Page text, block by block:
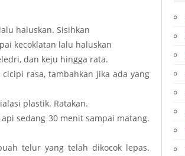
haluskan. Sisihkan
kecoklatan lalu haluskan
dan keju hingga rata.
rasa, tambahkan jika ada yang
plastik. Ratakan.
sedang 30 menit sampai matang.
telur yang telah dikocok lepas.